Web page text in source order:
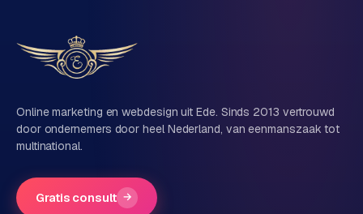
Vertel ons over je project
Naam
Bedrijfsnaam
Online marketing en webdesign uit Ede. Sinds 2013 vertrouwd
door ondernemers door heel Nederland, van eenmanszaak tot
multinational.
Gratis consult →